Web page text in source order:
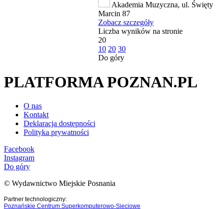
Akademia Muzyczna, ul. Święty
Marcin 87
Zobacz szczegóły
Liczba wyników na stronie
20
10 20 30
Do góry
PLATFORMA POZNAN.PL
O nas
Kontakt
Deklaracja dostępności
Polityka prywatności
Facebook
Instagram
Do góry
© Wydawnictwo Miejskie Posnania
Partner technologiczny:
Poznańskie Centrum Superkomputerowo-Sieciowe